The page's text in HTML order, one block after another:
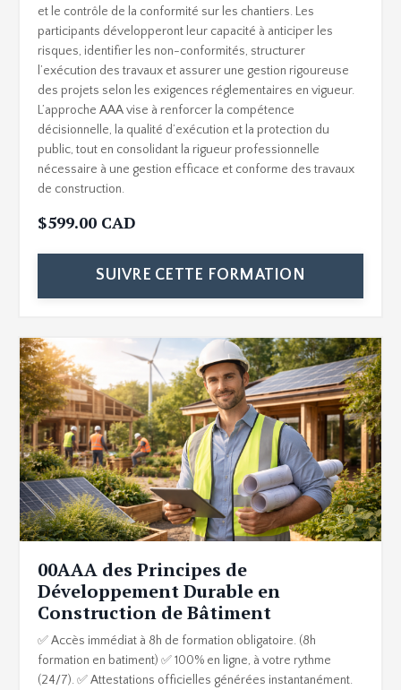
et le contrôle de la conformité sur les chantiers. Les
participants développeront leur capacité à anticiper les
risques, identifier les non-conformités, structurer
l’exécution des travaux et assurer une gestion rigoureuse
des projets selon les exigences réglementaires en vigueur.
L’approche AAA vise à renforcer la compétence
décisionnelle, la qualité d’exécution et la protection du
public, tout en consolidant la rigueur professionnelle
nécessaire à une gestion efficace et conforme des travaux
de construction.
$599.00 CAD
SUIVRE CETTE FORMATION
00AAA des Principes de
Développement Durable en
Construction de Bâtiment
✅ Accès immédiat à 8h de formation obligatoire. (8h
formation en batiment) ✅ 100% en ligne, à votre rythme
(24/7). ✅ Attestations officielles générées instantanément.